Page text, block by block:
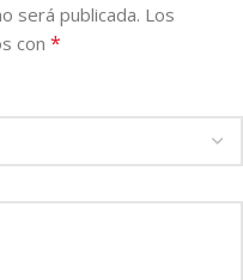
será publicada. Los
con *